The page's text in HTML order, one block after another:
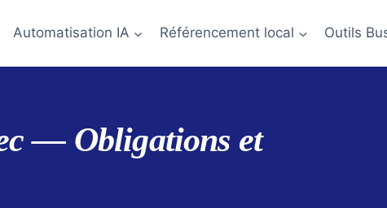
Automatisation IA Référencement local Outils
— Obligations et